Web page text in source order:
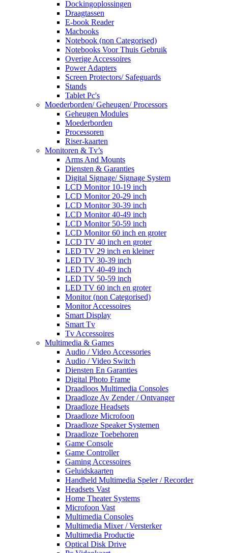
Dockingoplossingen
Draagtassen
E-book Reader
Macbooks
Notebook (non Categorised)
Notebooks Voor Thuis Gebruik
Overige Accessoires
Power Adapters
Screen Protectors/ Safeguards
Stands
Tablet Pc's
Moederborden/ Geheugen/ Processors
Geheugen Modules
Moederborden
Processoren
Riser-kaarten
Monitoren & Tv’s
Arms And Mounts
Diensten & Garanties
Digital Signage/ Signage System
LCD Monitor 10-19 inch
LCD Monitor 20-29 inch
LCD Monitor 30-39 inch
LCD Monitor 40-49 inch
LCD Monitor 50-59 inch
LCD Monitor 60 inch en groter
LCD TV 40 inch en groter
LED TV 29 inch en kleiner
LED TV 30-39 inch
LED TV 40-49 inch
LED TV 50-59 inch
LED TV 60 inch en groter
Monitor (non Categorised)
Monitor Accessoires
Smart Display
Smart Tv
Tv Accessoires
Multimedia & Games
Audio / Video Accessories
Audio / Video Switch
Diensten En Garanties
Digital Photo Frame
Draadloos Multimedia Consoles
Draadloze Av Zender / Ontvanger
Draadloze Headsets
Draadloze Microfoon
Draadloze Speaker Systemen
Draadloze Toebehoren
Game Console
Game Controller
Gaming Accessoires
Geluidskaarten
Handheld Multimedia Speler / Recorder
Headsets Vast
Home Theater Systems
Microfoon Vast
Multimedia Consoles
Multimedia Mixer / Versterker
Multimedia Productie
Optical Disk Drive